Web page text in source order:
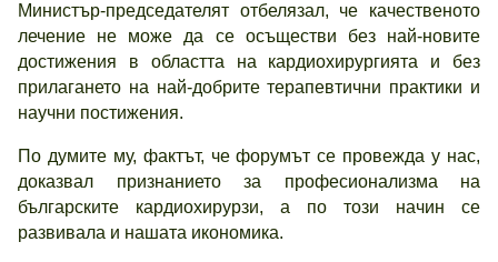
Министър-председателят отбелязал, че качественото
лечение не може да се осъществи без най-новите
достижения в областта на кардиохирургията и без
прилагането на най-добрите терапевтични практики и
научни постижения.
По думите му, фактът, че форумът се провежда у нас,
доказвал признанието за професионализма на
българските кардиохирурзи, а по този начин се
развивала и нашата икономика.